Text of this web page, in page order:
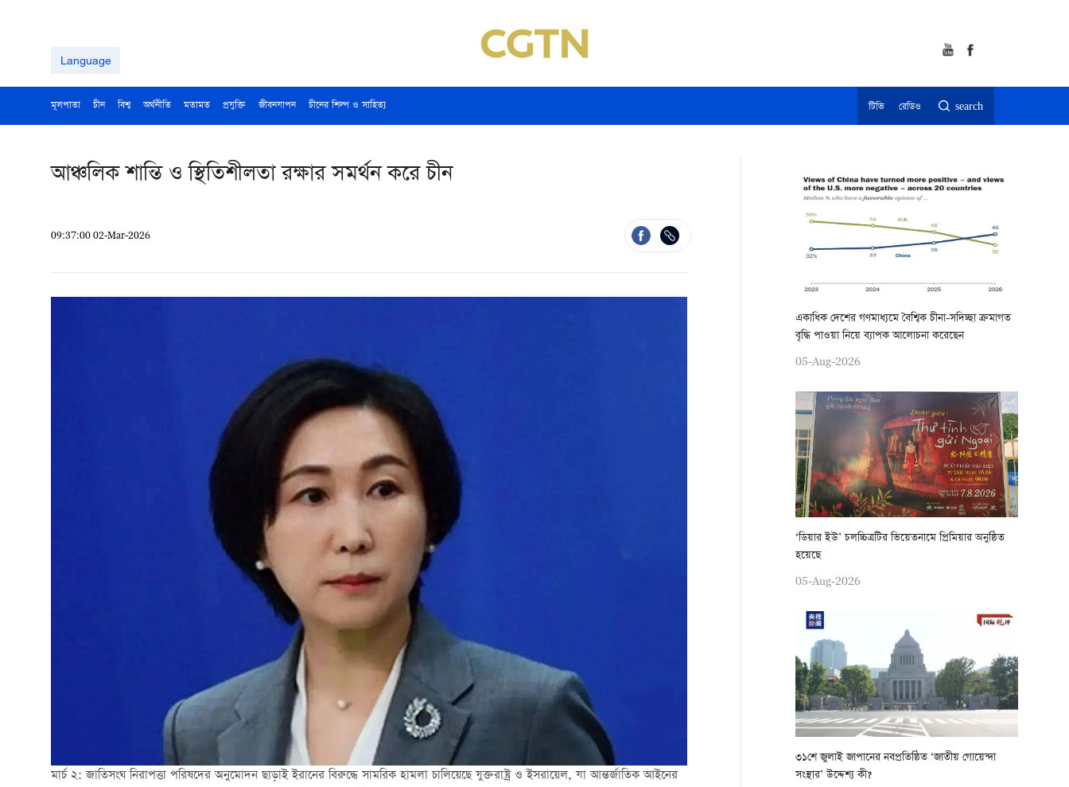
Language
মূলপাতা চীন বিশ্ব অর্থনীতি মতামত প্রযুক্তি জীবনযাপন চীনের শিল্প ও সাহিত্য টিভি রেডিও search
আঞ্চলিক শান্তি ও স্থিতিশীলতা রক্ষার সমর্থন করে চীন
09:37:00 02-Mar-2026
মার্চ ২: জাতিসংঘ নিরাপত্তা পরিষদের অনুমোদন ছাড়াই ইরানের বিরুদ্ধে সামরিক হামলা চালিয়েছে যুক্তরাষ্ট্র ও ইসরায়েল, যা আন্তর্জাতিক আইনের
একাধিক দেশের গণমাধ্যমে বৈশ্বিক চীনা-সদিচ্ছা ক্রমাগত
বৃদ্ধি পাওয়া নিয়ে ব্যাপক আলোচনা করেছেন
05-Aug-2026
‘ডিয়ার ইউ’ চলচ্চিত্রটির ভিয়েতনামে প্রিমিয়ার অনুষ্ঠিত
হয়েছে
05-Aug-2026
৩১শে জুলাই জাপানের নবপ্রতিষ্ঠিত ‘জাতীয় গোয়েন্দা
সংস্থার’ উদ্দেশ্য কী?